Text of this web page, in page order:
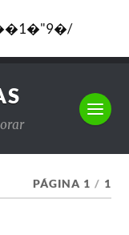
PÁGINA 1 / 1